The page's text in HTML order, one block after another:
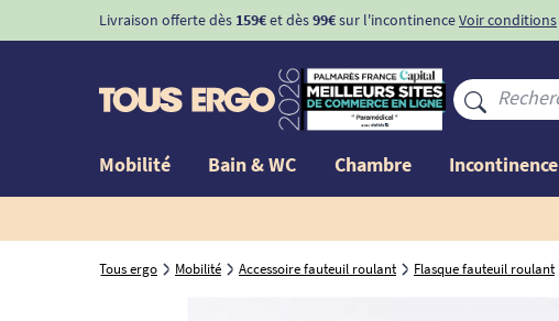
Livraison offerte dès 159€et dès99€sur l'incontinenceVoir conditions
Mobilité Bain & WC Chambre Incontinence
Tous ergo Mobilité Accessoire fauteuil roulant Flasque fauteuil roulant